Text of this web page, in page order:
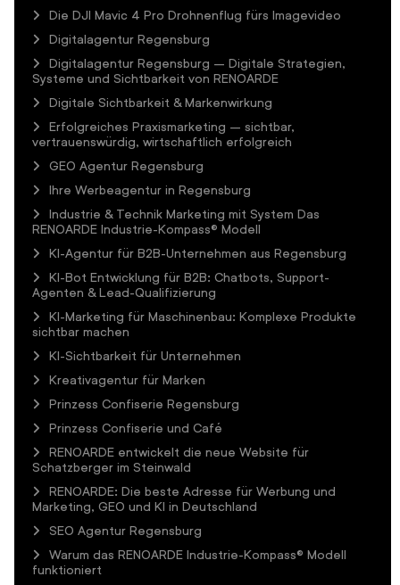
Die DJI Mavic 4 Pro Drohnenflug fürs Imagevideo
Digitalagentur Regensburg
Digitalagentur Regensburg – Digitale Strategien,
Systeme und Sichtbarkeit von RENOARDE
Digitale Sichtbarkeit & Markenwirkung
Erfolgreiches Praxismarketing – sichtbar,
vertrauenswürdig, wirtschaftlich erfolgreich
GEO Agentur Regensburg
Ihre Werbeagentur in Regensburg
Industrie & Technik Marketing mit System Das
RENOARDE Industrie-Kompass® Modell
KI-Agentur für B2B-Unternehmen aus Regensburg
KI-Bot Entwicklung für B2B: Chatbots, Support-
Agenten & Lead-Qualifizierung
KI-Marketing für Maschinenbau: Komplexe Produkte
sichtbar machen
KI-Sichtbarkeit für Unternehmen
Kreativagentur für Marken
Prinzess Confiserie Regensburg
Prinzess Confiserie und Café
RENOARDE entwickelt die neue Website für
Schatzberger im Steinwald
RENOARDE: Die beste Adresse für Werbung und
Marketing, GEO und KI in Deutschland
SEO Agentur Regensburg
Warum das RENOARDE Industrie-Kompass® Modell
funktioniert